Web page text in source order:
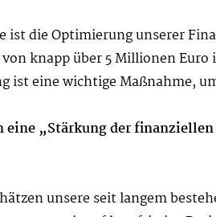
ist die Optimierung unserer
knapp über 5 Millionen
ist eine wichtige Maßnahme,
eine „Stärkung der
unsere seit langem